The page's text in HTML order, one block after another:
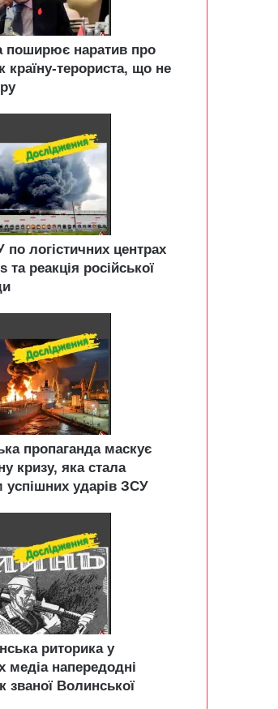
поширює наратив про
країну-терориста, що не
логістичних центрах
реакція російської
пропаганда маскує
кризу, яка стала
успішних ударів ЗСУ
риторика у
медіа напередодні
званої Волинської